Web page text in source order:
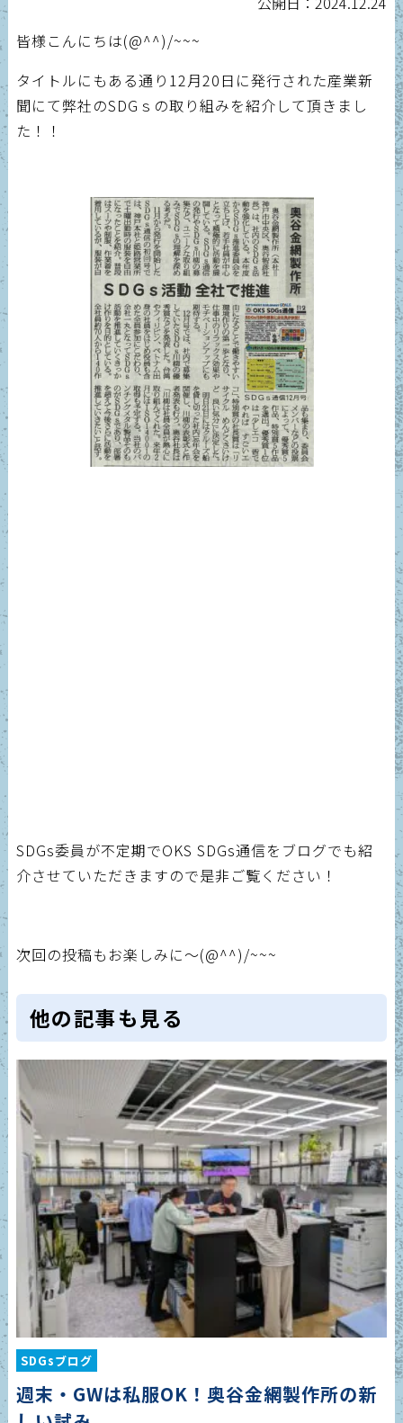
皆様こんにちは(@^^)/~~~
タイトルにもある通り12月20日に発行された産業新
聞にて弊社のSDGｓの取り組みを紹介して頂きまし
た！！
SDGs委員が不定期でOKS SDGs通信をブログでも紹
介させていただきますので是非ご覧ください！
次回の投稿もお楽しみに～(@^^)/~~~
他の記事も見る
SDGsブログ
週末・GWは私服OK！奥谷金網製作所の新